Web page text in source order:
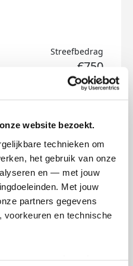
website bezoekt.
technieken om
het gebruik van onze
en — met jouw
Met jouw
partners gegevens
en technische
Streefbedrag
€750